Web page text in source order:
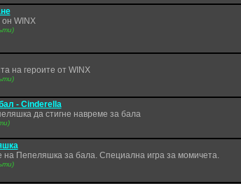
WINX
на героите от WINX
- Cinderella
да стигне навреме за бала
на Пепеляшка за бала. Специална игра за момичета.